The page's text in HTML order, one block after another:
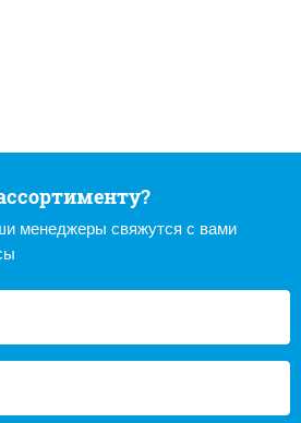
менеджеры свяжутся с вами